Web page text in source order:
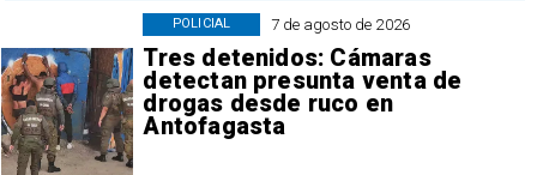
7 de agosto de 2026
Tres detenidos: Cámaras
detectan presunta venta de
drogas desde ruco en
Antofagasta
POLICIAL